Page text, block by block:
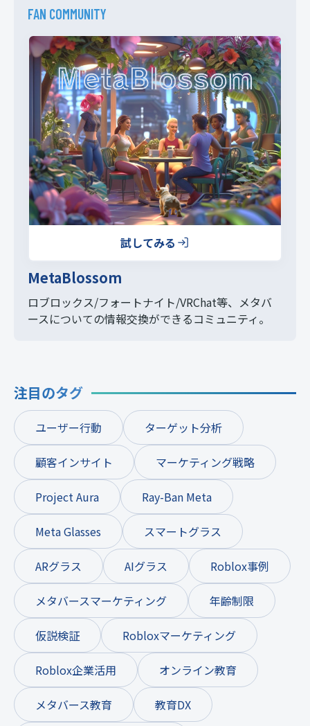
FAN COMMUNITY
試してみる
MetaBlossom
ロブロックス/フォートナイト/VRChat等、 メタバ
ースについての情報交換ができるコミュニティ。
注目のタグ
ユーザー行動 ターゲット分析
顧客インサイト マーケティング戦略
Project Aura Ray-Ban Meta
Meta Glasses スマートグラス
ARグラス AIグラス Roblox事例
メタバースマーケティング 年齢制限
仮説検証 Robloxマーケティング
Roblox企業活用 オンライン教育
メタバース教育 教育DX